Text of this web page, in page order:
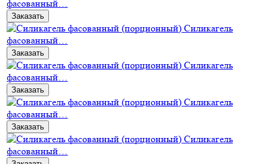
фасованный…
Заказать
Силикагель
фасованный…
Заказать
Силикагель
фасованный…
Заказать
Силикагель
фасованный…
Заказать
Силикагель
фасованный…